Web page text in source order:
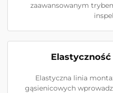
zaawansowanym
Elastyczna linia
gąsienicowych